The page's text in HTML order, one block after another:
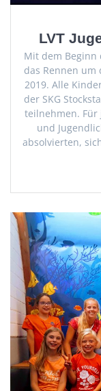
LVT
Mit dem Beginn
das Rennen um
2019. Alle
der SKG
teilnehmen. Für
und
absolvierten,